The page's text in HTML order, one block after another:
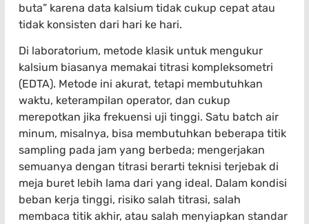
buta” karena data kalsium tidak cukup cepat atau
tidak konsisten dari hari ke hari.
Di laboratorium, metode klasik untuk mengukur
kalsium biasanya memakai titrasi kompleksometri
(EDTA). Metode ini akurat, tetapi membutuhkan
waktu, keterampilan operator, dan cukup
merepotkan jika frekuensi uji tinggi. Satu batch air
minum, misalnya, bisa membutuhkan beberapa titik
sampling pada jam yang berbeda; mengerjakan
semuanya dengan titrasi berarti teknisi terjebak di
meja buret lebih lama dari yang ideal. Dalam kondisi
beban kerja tinggi, risiko salah titrasi, salah
membaca titik akhir, atau salah menyiapkan standar